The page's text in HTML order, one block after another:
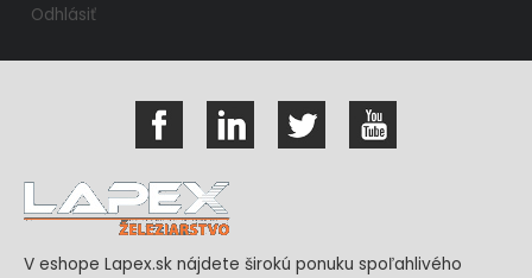
Odhlásiť
V eshope Lapex.sk nájdete širokú ponuku spoľahlivého